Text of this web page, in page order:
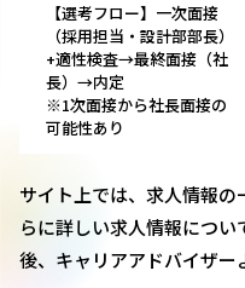
【選考フロー】一次面接
（採用担当・設計部部長）
+適性検査→最終面接（社
長）→内定
※1次面接から社長面接の
可能性あり
サイト上では、求人情報の
らに詳しい求人情報につ
後、キャリアアドバイザー